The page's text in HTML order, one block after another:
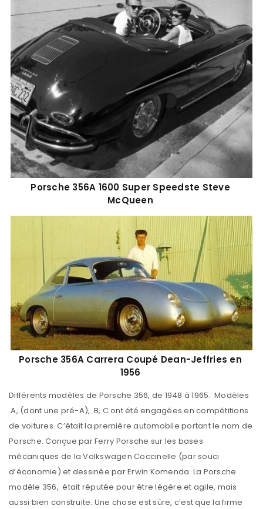
Porsche 356A 1600 Super Speedste Steve
McQueen
Porsche 356A Carrera Coupé Dean-Jeffries en
1956
Différents modèles de Porsche 356, de 1948 à 1965. Modèles
A, (dont une pré-A), B, C ont été engagées en compétitions
de voitures. C’était la première automobile portant le nom de
Porsche. Conçue par Ferry Porsche sur les bases
mécaniques de la Volkswagen Coccinelle (par souci
d’économie) et dessinée par Erwin Komenda. La Porsche
modèle 356, était réputée pour être légère et agile, mais
aussi bien construite. Une chose est sûre, c’est que la firme